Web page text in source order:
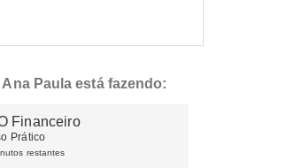
Paula está fazendo:
Financeiro
Prático
restantes